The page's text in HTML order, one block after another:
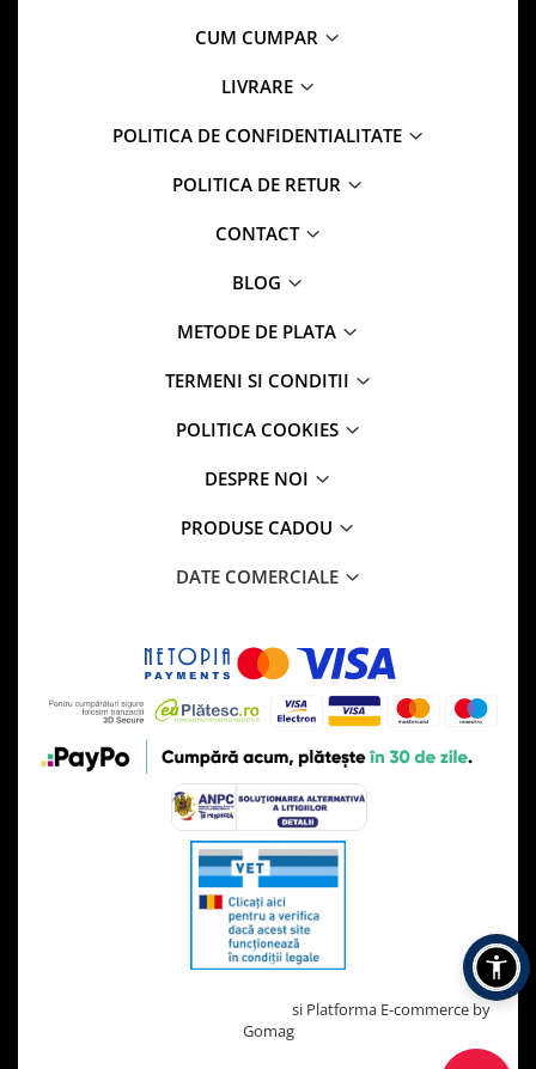
CUM CUMPAR
LIVRARE
POLITICA DE CONFIDENTIALITATE
POLITICA DE RETUR
CONTACT
BLOG
METODE DE PLATA
TERMENI SI CONDITII
POLITICA COOKIES
DESPRE NOI
PRODUSE CADOU
DATE COMERCIALE
si Platforma E-commerce by
Gomag